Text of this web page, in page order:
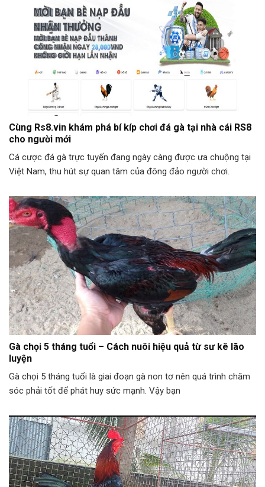
Cùng Rs8.vin khám phá bí kíp chơi đá gà tại nhà cái RS8
cho người mới
Cá cược đá gà trực tuyến đang ngày càng được ưa chuộng tại
Việt Nam, thu hút sự quan tâm của đông đảo người chơi.
Gà chọi 5 tháng tuổi – Cách nuôi hiệu quả từ sư kê lão
luyện
Gà chọi 5 tháng tuổi là giai đoạn gà non tơ nên quá trình chăm
sóc phải tốt để phát huy sức mạnh. Vậy bạn